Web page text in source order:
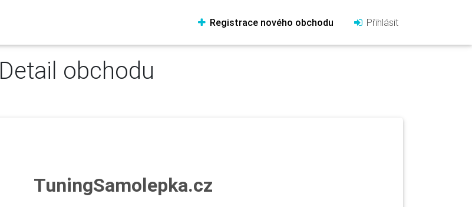
Registrace nového obchodu Přihlásit
Detail obchodu
TuningSamolepka.cz